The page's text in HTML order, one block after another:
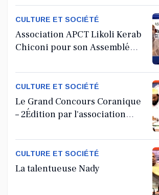
CULTURE ET SOCIÉTÉ
Association APCT Likoli Kerab
Chiconi pour son Assemblée
CULTURE ET SOCIÉTÉ
Le Grand Concours Coranique
– 2Édition par l'association
CULTURE ET SOCIÉTÉ
La talentueuse Nady